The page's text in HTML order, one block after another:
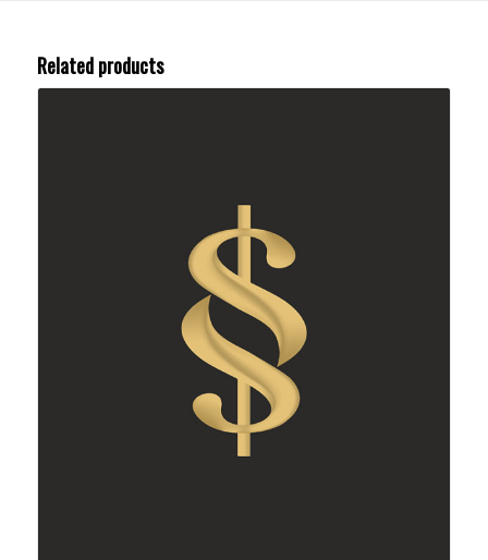
Related products